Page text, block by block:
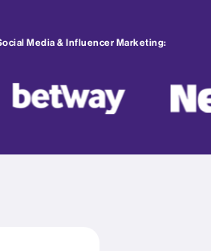
Media & Influencer Marketing: